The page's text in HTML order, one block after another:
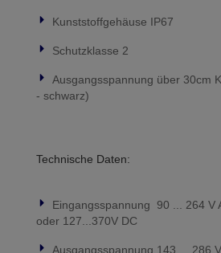
Kunststoffgehäuse IP67
Schutzklasse 2
Ausgangsspannung über 30cm
- schwarz)
Technische Daten:
Eingangsspannung 90 ... 264 V
oder 127...370V DC
Ausgangsspannung 143 ... 286